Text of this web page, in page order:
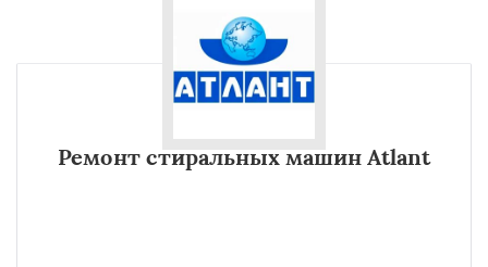
Ремонт стиральных машин Atlant